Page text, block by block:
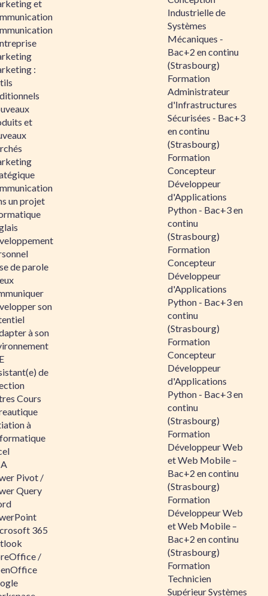
et
:
et
un projet
de parole
son
à son
de
Cours
à
Pivot /
Query
365
/
Industrielle de
Systèmes
Mécaniques -
Bac+2 en continu
(Strasbourg)
Formation
Administrateur
d'Infrastructures
Sécurisées - Bac+3
en continu
(Strasbourg)
Formation
Concepteur
Développeur
d'Applications
Python - Bac+3 en
continu
(Strasbourg)
Formation
Concepteur
Développeur
d'Applications
Python - Bac+3 en
continu
(Strasbourg)
Formation
Concepteur
Développeur
d'Applications
Python - Bac+3 en
continu
(Strasbourg)
Formation
Développeur Web
et Web Mobile –
Bac+2 en continu
(Strasbourg)
Formation
Développeur Web
et Web Mobile –
Bac+2 en continu
(Strasbourg)
Formation
Technicien
Supérieur Systèmes